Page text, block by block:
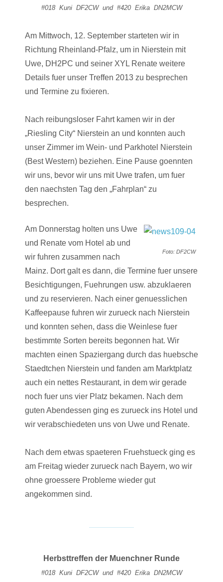
#018 Kuni DF2CW und #420 Erika DN2MCW
Am Mittwoch, 12. September starteten wir in
Richtung Rheinland-Pfalz, um in Nierstein mit
Uwe, DH2PC und seiner XYL Renate weitere
Details fuer unser Treffen 2013 zu besprechen
und Termine zu fixieren.
Nach reibungsloser Fahrt kamen wir in der
„Riesling City“ Nierstein an und konnten auch
unser Zimmer im Wein- und Parkhotel Nierstein
(Best Western) beziehen. Eine Pause goennten
wir uns, bevor wir uns mit Uwe trafen, um fuer
den naechsten Tag den „Fahrplan“ zu
besprechen.
Foto: DF2CW
Am Donnerstag holten uns Uwe
und Renate vom Hotel ab und
wir fuhren zusammen nach
Mainz. Dort galt es dann, die Termine fuer unsere
Besichtigungen, Fuehrungen usw. abzuklaeren
und zu reservieren. Nach einer genuesslichen
Kaffeepause fuhren wir zurueck nach Nierstein
und konnten sehen, dass die Weinlese fuer
bestimmte Sorten bereits begonnen hat. Wir
machten einen Spaziergang durch das huebsche
Staedtchen Nierstein und fanden am Marktplatz
auch ein nettes Restaurant, in dem wir gerade
noch fuer uns vier Platz bekamen. Nach dem
guten Abendessen ging es zurueck ins Hotel und
wir verabschiedeten uns von Uwe und Renate.
Nach dem etwas spaeteren Fruehstueck ging es
am Freitag wieder zurueck nach Bayern, wo wir
ohne groessere Probleme wieder gut
angekommen sind.
Herbsttreffen der Muenchner Runde
#018 Kuni DF2CW und #420 Erika DN2MCW